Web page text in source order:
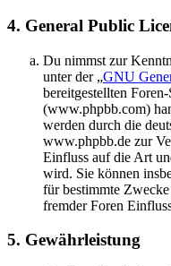
4. General Public
Du nimmst zur
unter der „GNU
bereitgestellten
(www.phpbb.com)
werden durch die
www.phpbb.de zur
Einfluss auf die Art
wird. Sie können
für bestimmte
fremder Foren
5. Gewährleistung